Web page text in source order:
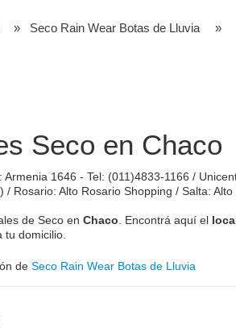
» Seco Rain Wear Botas de Lluvia »
Seco en Chaco
Armenia 1646 - Tel: (011)4833-1166 /
/ Rosario: Alto Rosario Shopping / Salta: Alto
de Seco en Chaco . Encontrá aquí el
tu domicilio.
de Seco Rain Wear Botas de Lluvia